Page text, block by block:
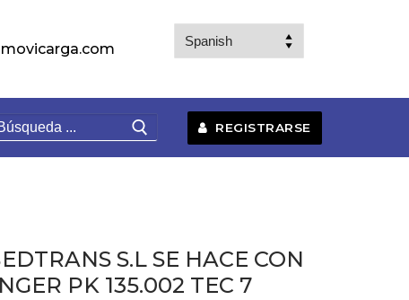
REGISTRARSE
S.L SE HACE CON
PK 135.002 TEC 7